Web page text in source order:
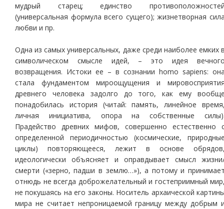
мудрый старец; единство
(универсальная формула всего сущего); жизнетворная
любви и пр.
Одна из самых универсальных, даже среди наиболее емких
символическом смысле идей, – это идея
возвращения. Истоки ее – в сознании homo sapiens:
стала фундаментом мироощущения и
древнего человека задолго до того, как ему
понадобилась история (читай: память, линейное
личная инициатива, опора на собственные
Прадейство древних мифов, совершенно естественно
определенной периодичностью (космические,
циклы) повторяющееся, лежит в основе
идеологически объясняет и оправдывает смысл
смерти («зерно, падши в землю…»), а потому и
отнюдь не всегда доброжелательный и гостеприимный
не покушаясь на его законы. Носитель архаической
мира не считает непроницаемой границу между добрым